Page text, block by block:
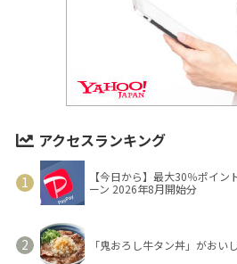
アクセスランキング
【今日から】最大30％ポイ
ーン 2026年8月開始分
「鬼おろし牛タン丼」がお